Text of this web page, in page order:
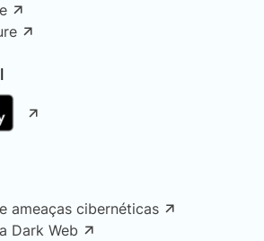
ameaças cibernéticas
Dark Web